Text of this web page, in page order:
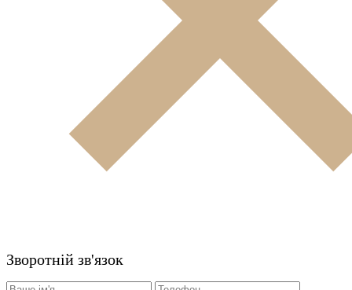
Зворотній зв'язок